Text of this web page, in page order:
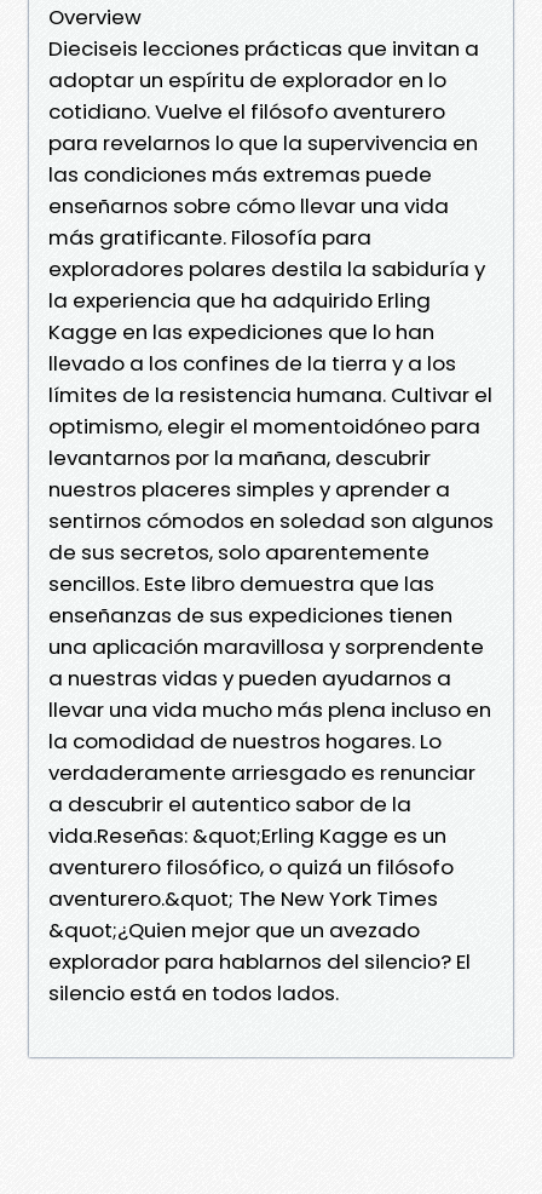
Overview
Dieciseis lecciones prácticas que invitan a
adoptar un espíritu de explorador en lo
cotidiano. Vuelve el filósofo aventurero
para revelarnos lo que la supervivencia en
las condiciones más extremas puede
enseñarnos sobre cómo llevar una vida
más gratificante. Filosofía para
exploradores polares destila la sabiduría y
la experiencia que ha adquirido Erling
Kagge en las expediciones que lo han
llevado a los confines de la tierra y a los
límites de la resistencia humana. Cultivar el
optimismo, elegir el momentoidóneo para
levantarnos por la mañana, descubrir
nuestros placeres simples y aprender a
sentirnos cómodos en soledad son algunos
de sus secretos, solo aparentemente
sencillos. Este libro demuestra que las
enseñanzas de sus expediciones tienen
una aplicación maravillosa y sorprendente
a nuestras vidas y pueden ayudarnos a
llevar una vida mucho más plena incluso en
la comodidad de nuestros hogares. Lo
verdaderamente arriesgado es renunciar
a descubrir el autentico sabor de la
vida.Reseñas: &quot;Erling Kagge es un
aventurero filosófico, o quizá un filósofo
aventurero.&quot; The New York Times
&quot;¿Quien mejor que un avezado
explorador para hablarnos del silencio? El
silencio está en todos lados.